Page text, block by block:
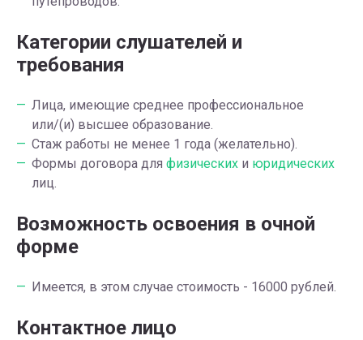
Категории слушателей и
требования
Лица, имеющие среднее профессиональное
или/(и) высшее образование.
Стаж работы не менее 1 года (желательно).
Формы договора для физических и юридических
лиц.
Возможность освоения в очной
форме
Имеется, в этом случае стоимость - 16000 рублей.
Контактное лицо